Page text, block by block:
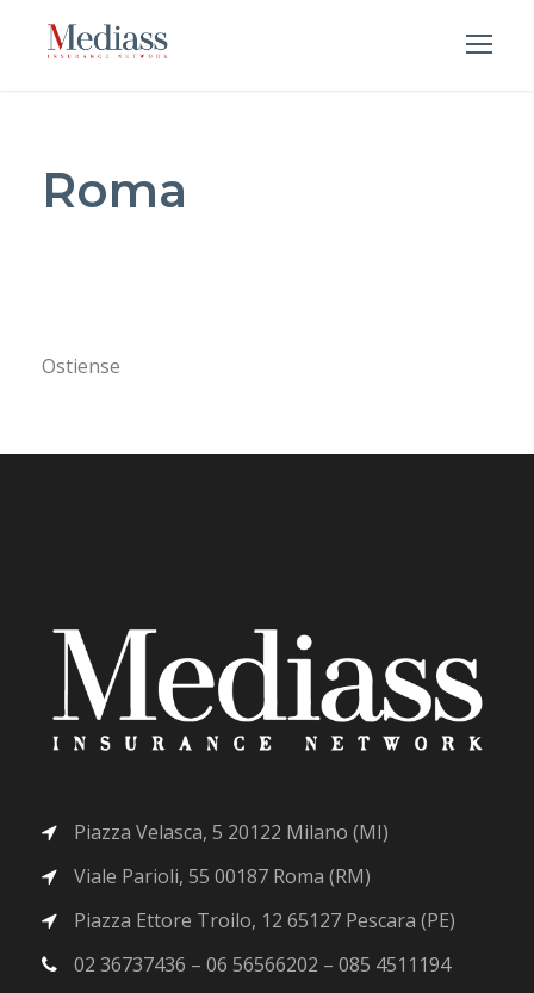
Roma
Ostiense
Piazza Velasca, 5 20122 Milano (MI)
Viale Parioli, 55 00187 Roma (RM)
Piazza Ettore Troilo, 12 65127 Pescara (PE)
02 36737436 – 06 56566202 – 085 4511194